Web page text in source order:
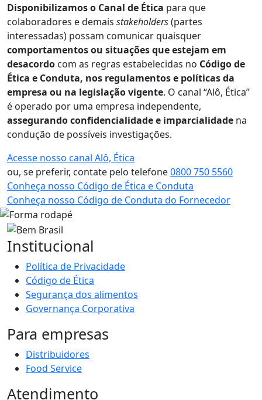
Disponibilizamos o Canal de Ética para que
colaboradores e demais stakeholders(partes
interessadas) possam comunicar quaisquer
comportamentos ou situações que estejam em
desacordo com as regras estabelecidas no Código de
Ética e Conduta, nos regulamentos e políticas da
empresa ou na legislação vigente. O canal “Alô, Ética”
é operado por uma empresa independente,
assegurando confidencialidade e imparcialidade na
condução de possíveis investigações.
Acesse nosso canal Alô, Ética
ou, se preferir, contate pelo telefone0800 750 5560
Conheça nosso Código de Ética e Conduta
Conheça nosso Código de Conduta do Fornecedor
Institucional
Política de Privacidade
Código de Ética
Segurança dos alimentos
Governança Corporativa
Para empresas
Distribuidores
Food Service
Atendimento